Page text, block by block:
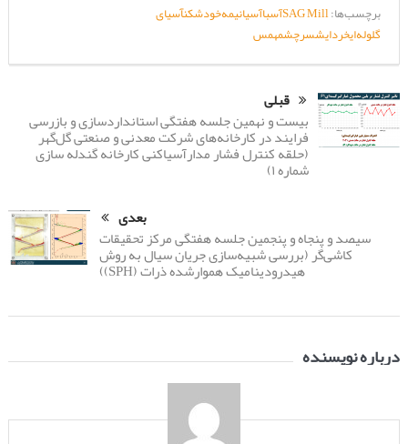
برچسب‌ها:SAG Millآسباآسیانیمه‌خودشکنآسیای
گلوله‌ایخردایشسرچشمهمس
قبلی
بیست و نهمین جلسه هفتگی استانداردسازی و بازرسی
فرایند در کارخانه‌های شرکت معدنی و صنعتی گل‌گهر
(حلقه‌‌ کنترل فشار مدارآسیاکنی کارخانه گندله سازی
شماره ۱)
بعدی
سیصد و پنجاه و پنجمین جلسه هفتگی مرکز تحقیقات
کاشی‌گر (بررسی شبیه‌سازی جریان سیال به روش
هیدرودینامیک هموارشده ذرات (SPH))
درباره نویسنده